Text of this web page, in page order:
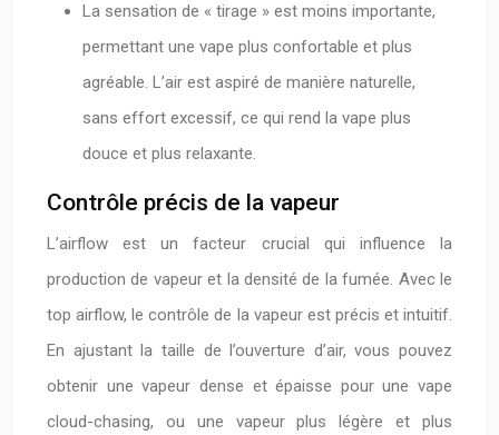
La sensation de « tirage » est moins importante,
permettant une vape plus confortable et plus
agréable. L’air est aspiré de manière naturelle,
sans effort excessif, ce qui rend la vape plus
douce et plus relaxante.
Contrôle précis de la vapeur
L’airflow est un facteur crucial qui influence la
production de vapeur et la densité de la fumée. Avec le
top airflow, le contrôle de la vapeur est précis et intuitif.
En ajustant la taille de l’ouverture d’air, vous pouvez
obtenir une vapeur dense et épaisse pour une vape
cloud-chasing, ou une vapeur plus légère et plus